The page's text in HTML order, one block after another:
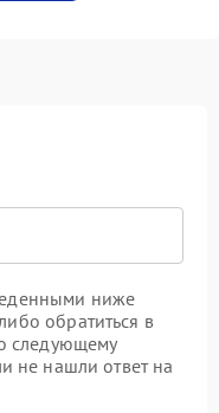
ниже
обратиться в
следующему
не нашли ответ на